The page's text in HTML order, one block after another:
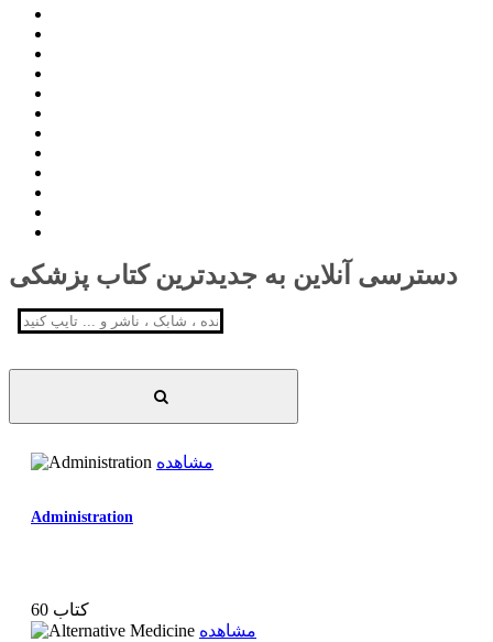
دسترسی آنلاین به جدیدترین کتاب پزشکی
مشاهده
Administration
60 کتاب
مشاهده